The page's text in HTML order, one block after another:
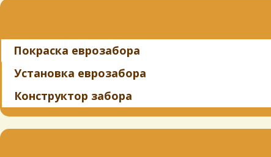
Покраска еврозабора
Установка еврозабора
Конструктор забора